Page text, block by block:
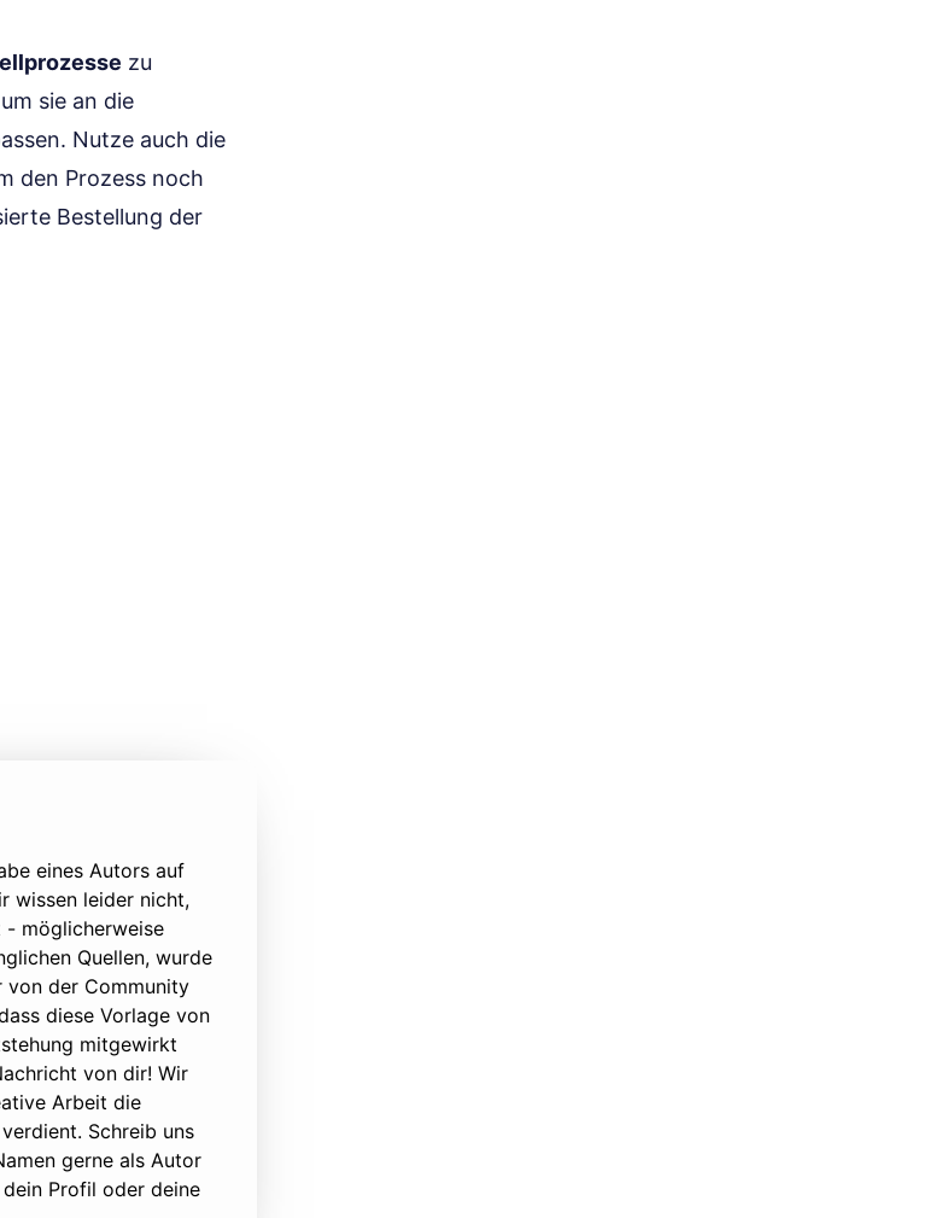
zu
sie an die
Nutze auch die
den Prozess noch
Bestellung der
eines Autors auf
wissen leider nicht,
- möglicherweise
Quellen, wurde
von der Community
diese Vorlage von
mitgewirkt
von dir! Wir
Arbeit die
Schreib uns
gerne als Autor
Profil oder deine